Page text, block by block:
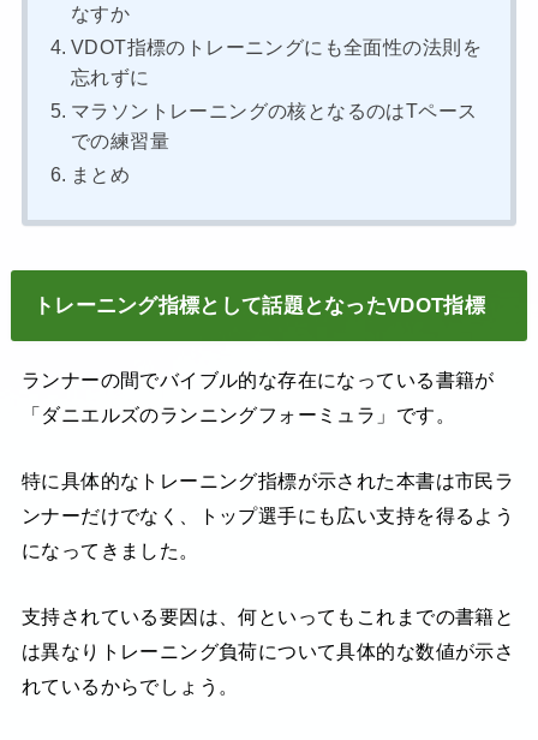
なすか
VDOT指標のトレーニングにも全面性の法則を
忘れずに
マラソントレーニングの核となるのはTペース
での練習量
まとめ
トレーニング指標として話題となったVDOT指標
ランナーの間でバイブル的な存在になっている書籍が
「ダニエルズのランニングフォーミュラ」です。
特に具体的なトレーニング指標が示された本書は市民ラ
ンナーだけでなく、トップ選手にも広い支持を得るよう
になってきました。
支持されている要因は、何といってもこれまでの書籍と
は異なりトレーニング負荷について具体的な数値が示さ
れているからでしょう。